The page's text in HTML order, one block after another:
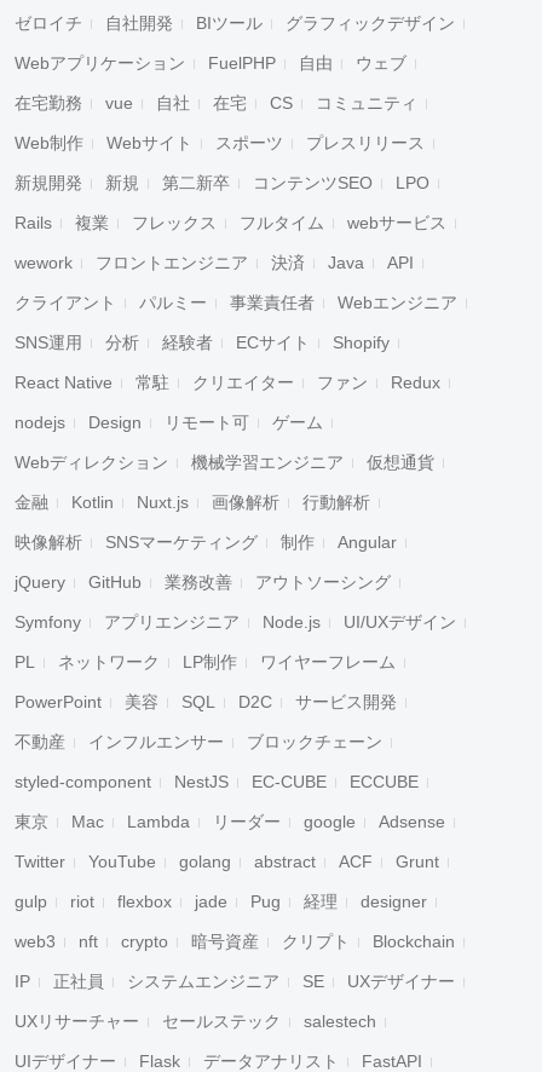
ゼロイチ 自社開発 BIツール グラフィックデザイン
Webアプリケーション FuelPHP 自由 ウェブ
在宅勤務 vue 自社 在宅 CS コミュニティ
Web制作 Webサイト スポーツ プレスリリース
新規開発 新規 第二新卒 コンテンツSEO LPO
Rails 複業 フレックス フルタイム webサービス
wework フロントエンジニア 決済 Java API
クライアント パルミー 事業責任者 Webエンジニア
SNS運用 分析 経験者 ECサイト Shopify
React Native 常駐 クリエイター ファン Redux
nodejs Design リモート可 ゲーム
Webディレクション 機械学習エンジニア 仮想通貨
金融 Kotlin Nuxt.js 画像解析 行動解析
映像解析 SNSマーケティング 制作 Angular
jQuery GitHub 業務改善 アウトソーシング
Symfony アプリエンジニア Node.js UI/UXデザイン
PL ネットワーク LP制作 ワイヤーフレーム
PowerPoint 美容 SQL D2C サービス開発
不動産 インフルエンサー ブロックチェーン
styled-component NestJS EC-CUBE ECCUBE
東京 Mac Lambda リーダー google Adsense
Twitter YouTube golang abstract ACF Grunt
gulp riot flexbox jade Pug 経理 designer
web3 nft crypto 暗号資産 クリプト Blockchain
IP 正社員 システムエンジニア SE UXデザイナー
UXリサーチャー セールステック salestech
UIデザイナー Flask データアナリスト FastAPI